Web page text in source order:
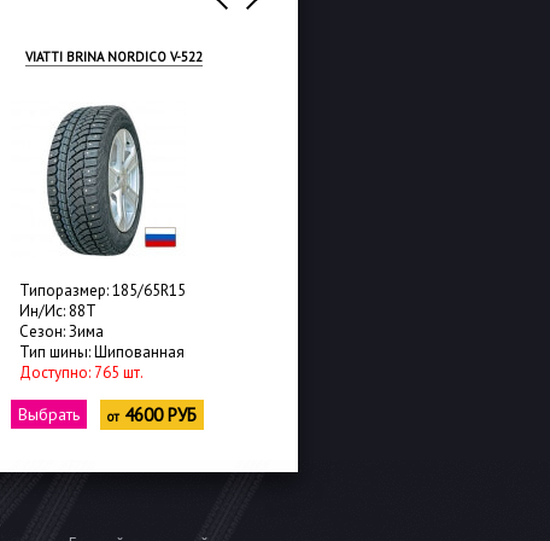
VIATTI BRINA NORDICO V-522
Типоразмер: 185/65R15
Ин/Ис: 88T
Сезон: Зима
Тип шины: Шипованная
Доступно: 765 шт.
Выбрать от4600 РУБ